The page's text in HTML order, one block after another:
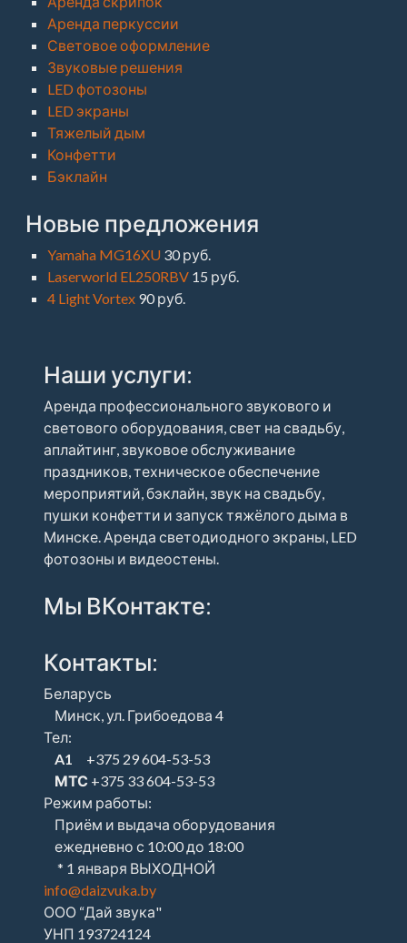
Аренда перкуссии
Световое оформление
Звуковые решения
LED фотозоны
LED экраны
Тяжелый дым
Конфетти
Бэклайн
Новые предложения
Yamaha MG16XU 30 руб.
Laserworld EL250RBV 15 руб.
4 Light Vortex 90 руб.
Наши услуги:
Аренда профессионального звукового и
светового оборудования, свет на свадьбу,
аплайтинг, звуковое обслуживание
праздников, техническое обеспечение
мероприятий, бэклайн, звук на свадьбу,
пушки конфетти и запуск тяжёлого дыма в
Минске. Аренда светодиодного экраны, LED
фотозоны и видеостены.
Мы ВКонтакте:
Контакты:
Беларусь
Минск, ул. Грибоедова 4
Тел:
A1 +375 29 604-53-53
МТС +375 33 604-53-53
Режим работы:
Приём и выдача оборудования
ежедневно с 10:00 до 18:00
* 1 января ВЫХОДНОЙ
info@daizvuka.by
ООО “Дай звука"
УНП 193724124